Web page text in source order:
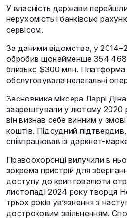
У власність держави
нерухомість і банківські
сервісом.
За даними відомства, у
обробив щонайменше 354
близько $300 млн.
обслуговувала нелегальні
Засновника міксера Ларрі
заарештували у лютому 2020
він визнав себе винним у
коштів. Підсудний
співпрацював із даркнет-
Правоохоронці вилучили в
зокрема пристрій для
доступу до криптовалюти
листопаді 2024 року творця
трьох років ув’язнення з
достроковим звільненням.